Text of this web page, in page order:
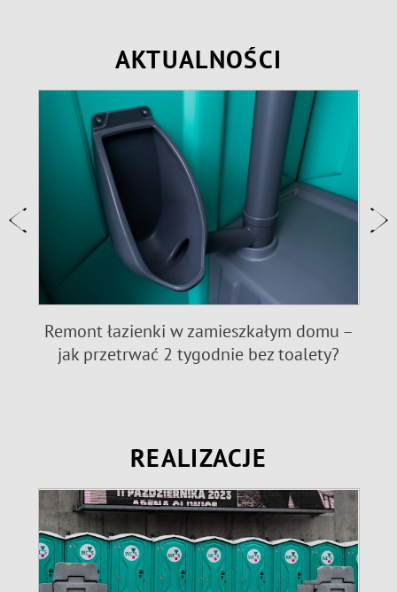
AKTUALNOŚCI
Remont łazienki w zamieszkałym domu –
jak przetrwać 2 tygodnie bez toalety?
REALIZACJE